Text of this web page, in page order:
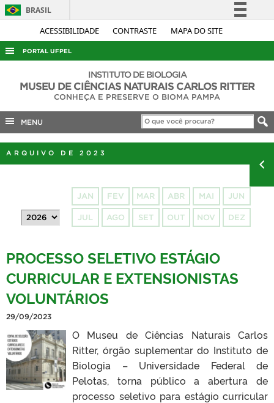
ACESSIBILIDADE CONTRASTE MAPA DO SITE
BRASIL
Simplifique!
Acesso à informação
Legislação
Canais
PORTAL UFPEL
ACESSO À INFORMAÇÃO
COBALTO
CONCURSOS
EDITAIS
PORTARIAS
INSTITUTO DE BIOLOGIA
MUSEU DE CIÊNCIAS NATURAIS CARLOS RITTER
CONHEÇA E PRESERVE O BIOMA PAMPA
MENU
ARQUIVO DE 2023
JAN FEV MAR ABR MAI JUN
JUL AGO SET OUT NOV DEZ
PROCESSO SELETIVO ESTÁGIO
CURRICULAR E EXTENSIONISTAS
VOLUNTÁRIOS
29/09/2023
O Museu de Ciências Naturais Carlos
Ritter, órgão suplementar do Instituto de
Biologia – Universidade Federal de
Pelotas, torna público a abertura de
processo seletivo para estágio curricular